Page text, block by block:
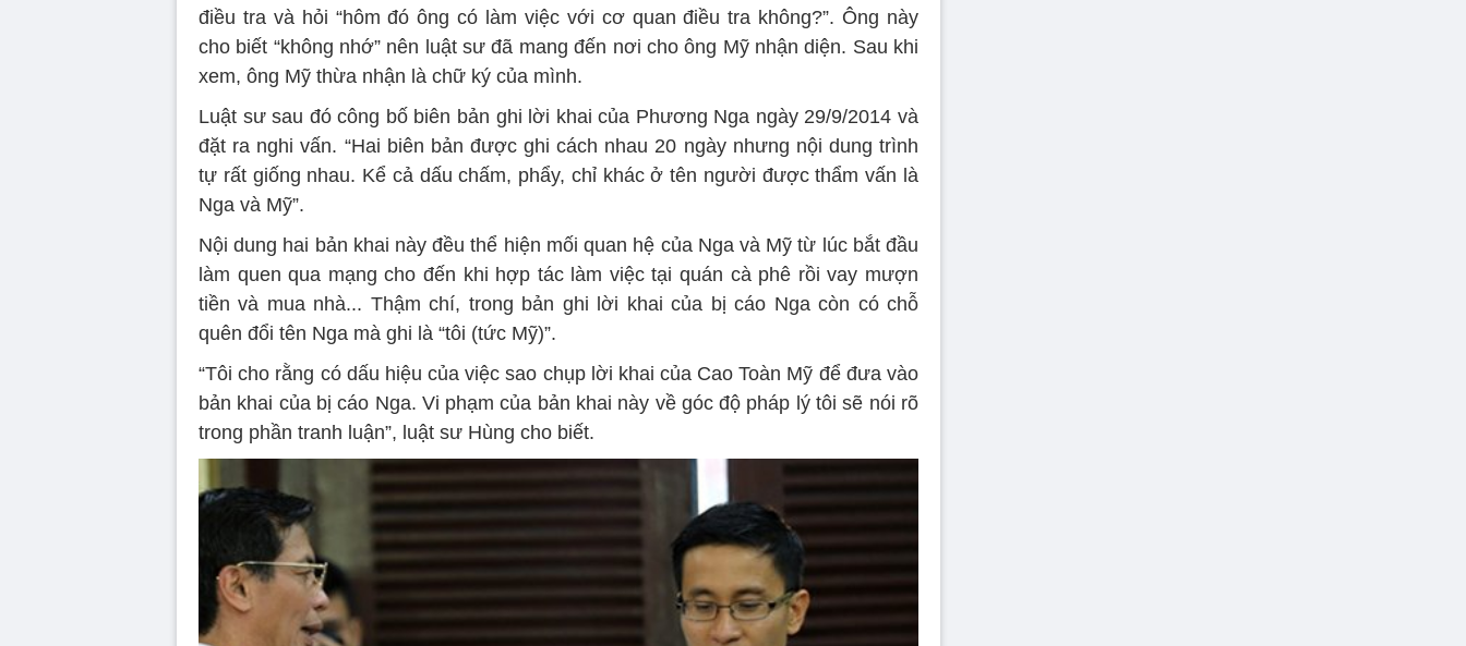
điều tra và hỏi “hôm đó ông có làm việc với cơ quan điều tra không?”. Ông này
cho biết “không nhớ” nên luật sư đã mang đến nơi cho ông Mỹ nhận diện. Sau khi
xem, ông Mỹ thừa nhận là chữ ký của mình.
Luật sư sau đó công bố biên bản ghi lời khai của Phương Nga ngày 29/9/2014 và
đặt ra nghi vấn. “Hai biên bản được ghi cách nhau 20 ngày nhưng nội dung trình
tự rất giống nhau. Kể cả dấu chấm, phẩy, chỉ khác ở tên người được thẩm vấn là
Nga và Mỹ”.
Nội dung hai bản khai này đều thể hiện mối quan hệ của Nga và Mỹ từ lúc bắt đầu
làm quen qua mạng cho đến khi hợp tác làm việc tại quán cà phê rồi vay mượn
tiền và mua nhà... Thậm chí, trong bản ghi lời khai của bị cáo Nga còn có chỗ
quên đổi tên Nga mà ghi là “tôi (tức Mỹ)”.
“Tôi cho rằng có dấu hiệu của việc sao chụp lời khai của Cao Toàn Mỹ để đưa vào
bản khai của bị cáo Nga. Vi phạm của bản khai này về góc độ pháp lý tôi sẽ nói rõ
trong phần tranh luận”, luật sư Hùng cho biết.